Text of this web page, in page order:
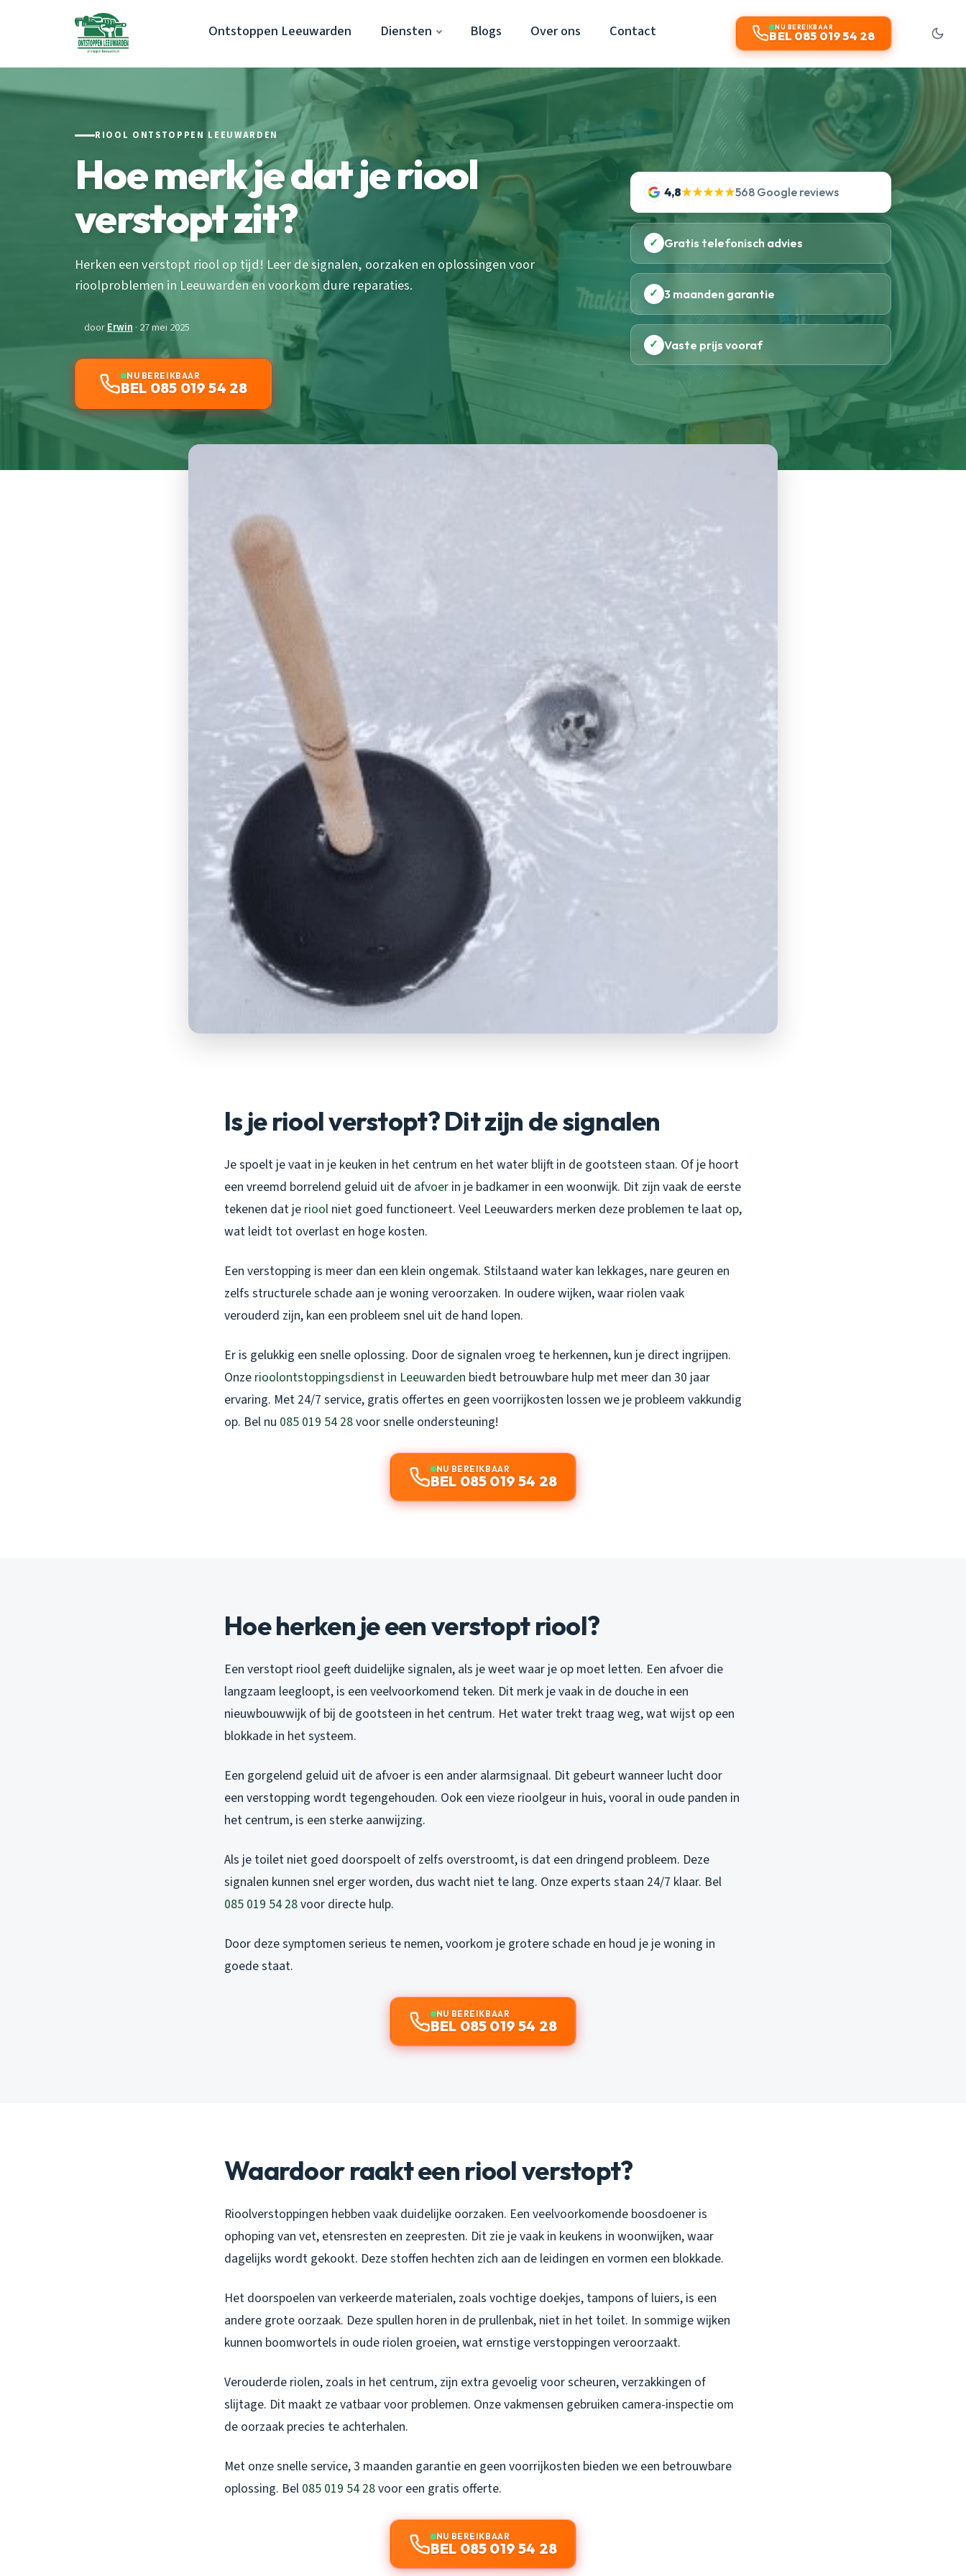
Ontstoppen Leeuwarden Diensten Blogs Over ons Contact NU BEREIKBAAR
BEL 085 019 54 28
RIOOL ONTSTOPPEN LEEUWARDEN
Hoe merk je dat je riool
verstopt zit?
Herken een verstopt riool op tijd! Leer de signalen, oorzaken en oplossingen voor
rioolproblemen in Leeuwarden en voorkom dure reparaties.
doorErwin · 27 mei 2025
NU BEREIKBAAR
BEL 085 019 54 28
4,8★★★★★568 Google reviews
✓ Gratis telefonisch advies
✓ 3 maanden garantie
✓ Vaste prijs vooraf
Is je riool verstopt? Dit zijn de signalen
Je spoelt je vaat in je keuken in het centrum en het water blijft in de gootsteen staan. Of je hoort
een vreemd borrelend geluid uit de afvoer in je badkamer in een woonwijk. Dit zijn vaak de eerste
tekenen dat je riool niet goed functioneert. Veel Leeuwarders merken deze problemen te laat op,
wat leidt tot overlast en hoge kosten.
Een verstopping is meer dan een klein ongemak. Stilstaand water kan lekkages, nare geuren en
zelfs structurele schade aan je woning veroorzaken. In oudere wijken, waar riolen vaak
verouderd zijn, kan een probleem snel uit de hand lopen.
Er is gelukkig een snelle oplossing. Door de signalen vroeg te herkennen, kun je direct ingrijpen.
Onze rioolontstoppingsdienst in Leeuwarden biedt betrouwbare hulp met meer dan 30 jaar
ervaring. Met 24/7 service, gratis offertes en geen voorrijkosten lossen we je probleem vakkundig
op. Bel nu 085 019 54 28voor snelle ondersteuning!
NU BEREIKBAAR
BEL 085 019 54 28
Hoe herken je een verstopt riool?
Een verstopt riool geeft duidelijke signalen, als je weet waar je op moet letten. Een afvoer die
langzaam leegloopt, is een veelvoorkomend teken. Dit merk je vaak in de douche in een
nieuwbouwwijk of bij de gootsteen in het centrum. Het water trekt traag weg, wat wijst op een
blokkade in het systeem.
Een gorgelend geluid uit de afvoer is een ander alarmsignaal. Dit gebeurt wanneer lucht door
een verstopping wordt tegengehouden. Ook een vieze rioolgeur in huis, vooral in oude panden in
het centrum, is een sterke aanwijzing.
Als je toilet niet goed doorspoelt of zelfs overstroomt, is dat een dringend probleem. Deze
signalen kunnen snel erger worden, dus wacht niet te lang. Onze experts staan 24/7 klaar. Bel
085 019 54 28voor directe hulp.
Door deze symptomen serieus te nemen, voorkom je grotere schade en houd je je woning in
goede staat.
NU BEREIKBAAR
BEL 085 019 54 28
Waardoor raakt een riool verstopt?
Rioolverstoppingen hebben vaak duidelijke oorzaken. Een veelvoorkomende boosdoener is
ophoping van vet, etensresten en zeepresten. Dit zie je vaak in keukens in woonwijken, waar
dagelijks wordt gekookt. Deze stoffen hechten zich aan de leidingen en vormen een blokkade.
Het doorspoelen van verkeerde materialen, zoals vochtige doekjes, tampons of luiers, is een
andere grote oorzaak. Deze spullen horen in de prullenbak, niet in het toilet. In sommige wijken
kunnen boomwortels in oude riolen groeien, wat ernstige verstoppingen veroorzaakt.
Verouderde riolen, zoals in het centrum, zijn extra gevoelig voor scheuren, verzakkingen of
slijtage. Dit maakt ze vatbaar voor problemen. Onze vakmensen gebruiken camera-inspectie om
de oorzaak precies te achterhalen.
Met onze snelle service, 3 maanden garantie en geen voorrijkosten bieden we een betrouwbare
oplossing. Bel 085 019 54 28voor een gratis offerte.
NU BEREIKBAAR
BEL 085 019 54 28